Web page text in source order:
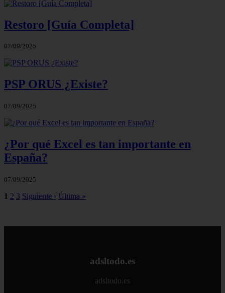
Restoro [Guía Completa]
07/09/2025
PSP ORUS ¿Existe?
07/09/2025
¿Por qué Excel es tan importante en
España?
07/09/2025
1 2 3 Siguiente › Última »
adsltodo.es
adsltodo.es